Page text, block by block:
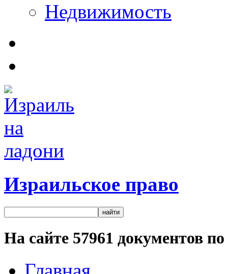
Недвижимость
Израильское право
На сайте 57961 документов